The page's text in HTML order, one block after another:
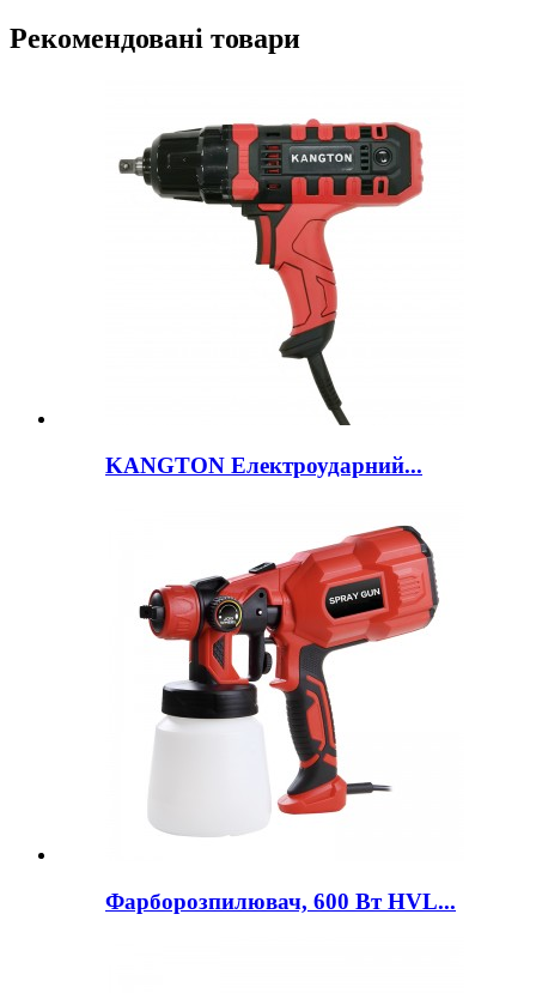
Рекомендовані товари
KANGTON Електроударний...
Фарборозпилювач, 600 Вт HVL...